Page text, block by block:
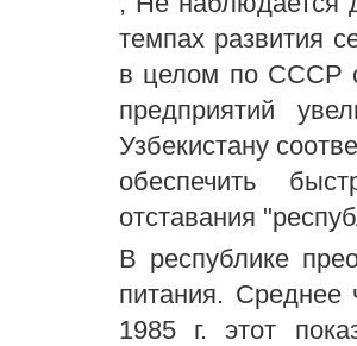
темпах развития
в целом по СССР
предприятий
Узбекистану
обеспечить
отставания
В республике
питания. Среднее
1985 г. этот